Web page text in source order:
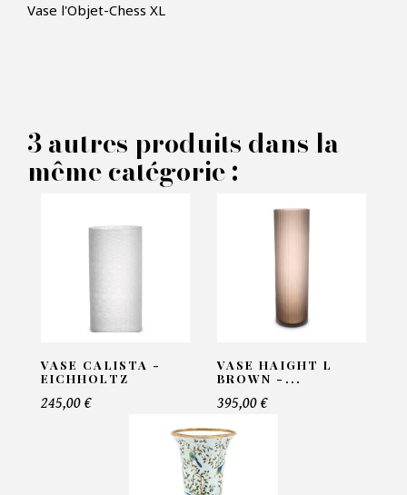
FAIRE UNE OFFRE
Vase l'Objet - Chess XL
VOS INFORMATIONS :
Nom*
Vase l'Objet-Chess XL
3 autres produits dans la
même catégorie :
VASE CALISTA -
EICHHOLTZ
245,00 €
VASE HAIGHT L
BROWN -...
395,00 €